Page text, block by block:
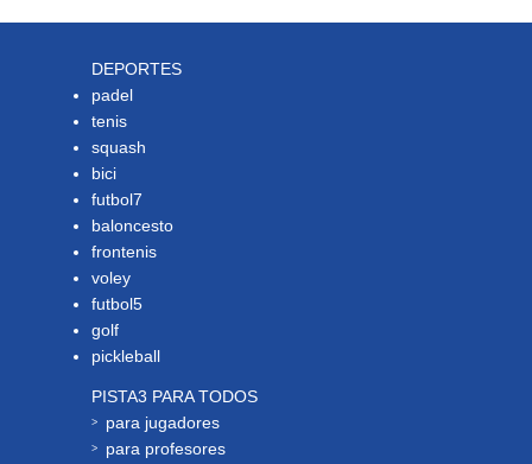
DEPORTES
padel
tenis
squash
bici
futbol7
baloncesto
frontenis
voley
futbol5
golf
pickleball
PISTA3 PARA TODOS
para jugadores
para profesores